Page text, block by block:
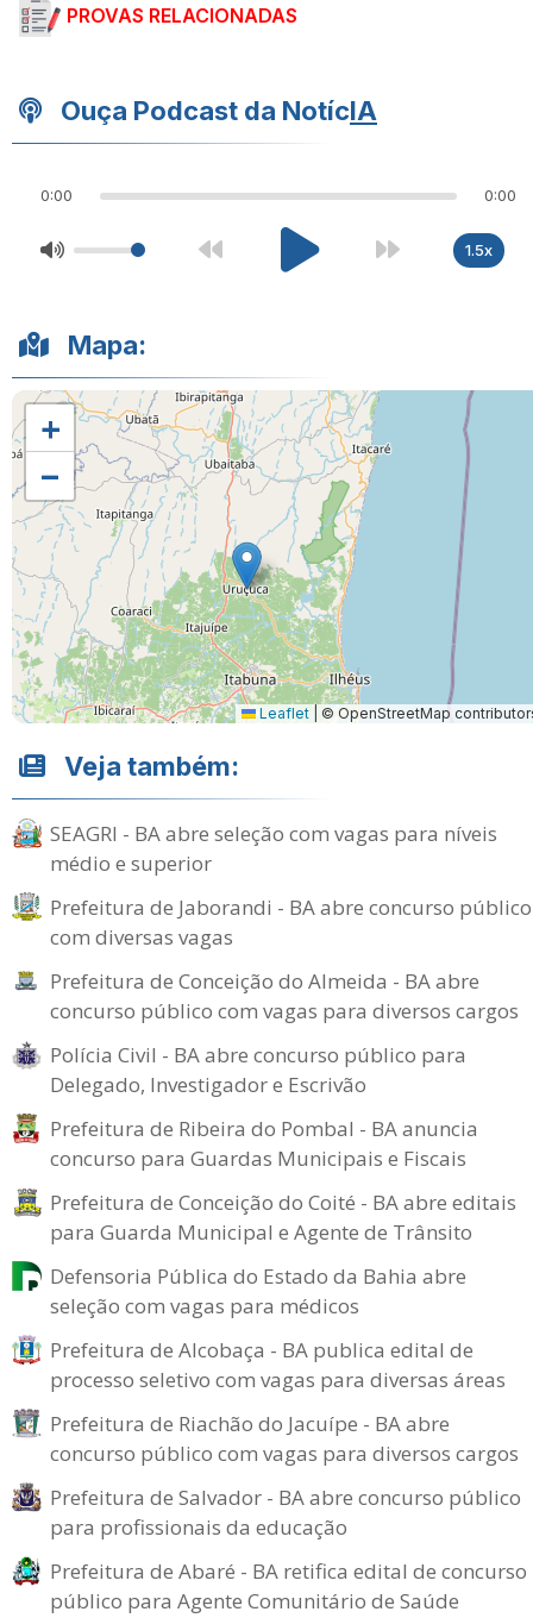
PROVAS RELACIONADAS
Ouça Podcast da NotícIA
0:00 0:00
1.5x
Mapa:
+
−
Leaflet © OpenStreetMap
Veja também:
SEAGRI - BA abre seleção com vagas para níveis
médio e superior
Prefeitura de Jaborandi - BA abre concurso público
com diversas vagas
Prefeitura de Conceição do Almeida - BA abre
concurso público com vagas para diversos cargos
Polícia Civil - BA abre concurso público para
Delegado, Investigador e Escrivão
Prefeitura de Ribeira do Pombal - BA anuncia
concurso para Guardas Municipais e Fiscais
Prefeitura de Conceição do Coité - BA abre editais
para Guarda Municipal e Agente de Trânsito
Defensoria Pública do Estado da Bahia abre
seleção com vagas para médicos
Prefeitura de Alcobaça - BA publica edital de
processo seletivo com vagas para diversas áreas
Prefeitura de Riachão do Jacuípe - BA abre
concurso público com vagas para diversos cargos
Prefeitura de Salvador - BA abre concurso público
para profissionais da educação
Prefeitura de Abaré - BA retifica edital de concurso
público para Agente Comunitário de Saúde